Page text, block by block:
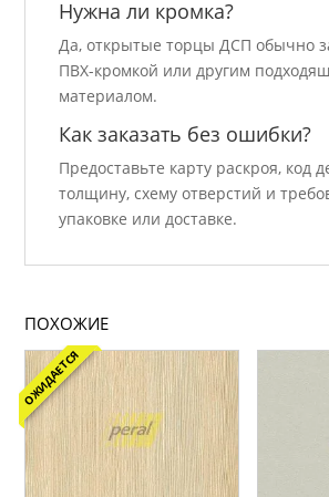
Нужна ли кромка?
Да, открытые торцы ДСП обычно
ПВХ-кромкой или другим
материалом.
Как заказать без ошибки?
Предоставьте карту раскроя, код
толщину, схему отверстий и
упаковке или доставке.
ПОХОЖИЕ
ОЖИДАЕТСЯ